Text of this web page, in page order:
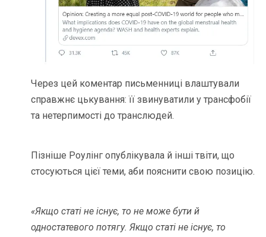
Через цей коментар письменниці влаштували
справжнє цькування: її звинуватили у трансфобії
та нетерпимості до транслюдей.
Пізніше Роулінг опублікувала й інші твіти, що
стосуються цієї теми, аби пояснити свою позицію.
«Якщо статі не існує, то не може бути й
одностатевого потягу. Якщо статі не існує, то